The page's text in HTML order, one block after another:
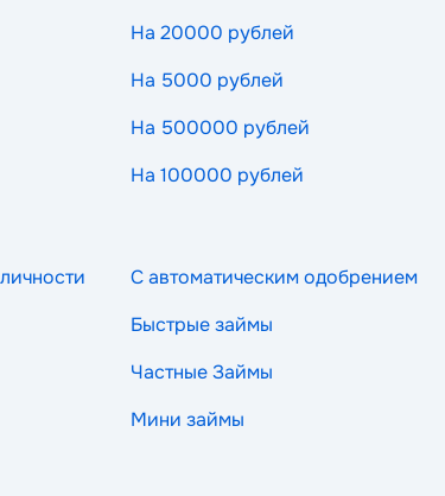
На 20000 рублей
На 5000 рублей
На 500000 рублей
На 100000 рублей
С автоматическим одобрением
Быстрые займы
Частные Займы
Мини займы